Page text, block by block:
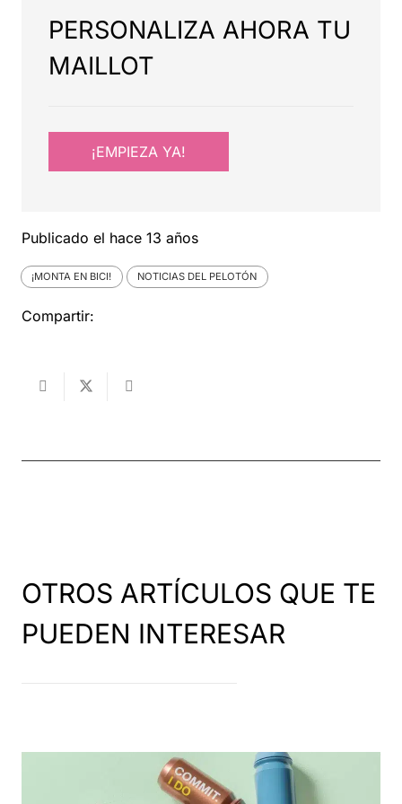
PERSONALIZA AHORA TU
MAILLOT
¡EMPIEZA YA!
Publicado el hace 13 años
¡MONTA EN BICI! NOTICIAS DEL PELOTÓN
Compartir:
OTROS ARTÍCULOS QUE TE
PUEDEN INTERESAR